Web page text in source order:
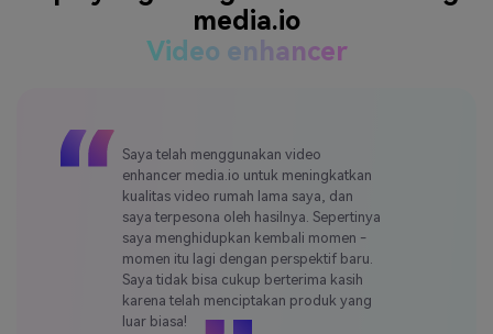
Saya telah menggunakan video
enhancer media.io untuk meningkatkan
kualitas video rumah lama saya, dan
saya terpesona oleh hasilnya. Sepertinya
saya menghidupkan kembali momen -
momen itu lagi dengan perspektif baru.
Saya tidak bisa cukup berterima kasih
karena telah menciptakan produk yang
luar biasa!
media.io
Video enhancer